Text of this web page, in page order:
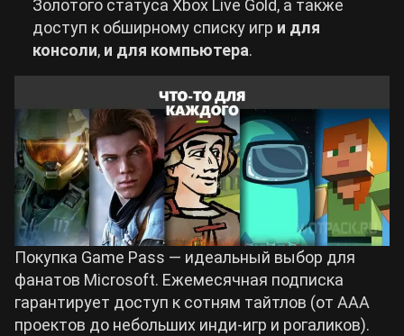
Золотого статуса Xbox Live Gold, а также
доступ к обширному списку игр и для
консоли, и для компьютера.
Покупка Game Pass — идеальный выбор для
фанатов Microsoft. Ежемесячная подписка
гарантирует доступ к сотням тайтлов (от ААА
проектов до небольших инди-игр и рогаликов).